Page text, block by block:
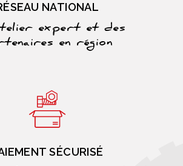
NATIONAL
expert et des
en région
SÉCURISÉ